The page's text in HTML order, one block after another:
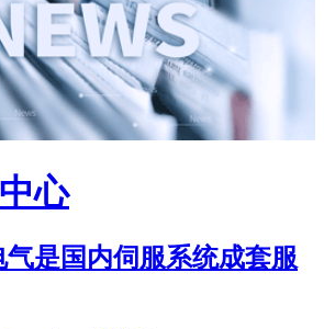
心
气是国内伺服系统成套服